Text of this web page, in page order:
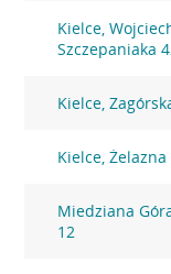
Kielce,
Szczepaniaka
Kielce,
Kielce, Żelazna
Miedziana
12